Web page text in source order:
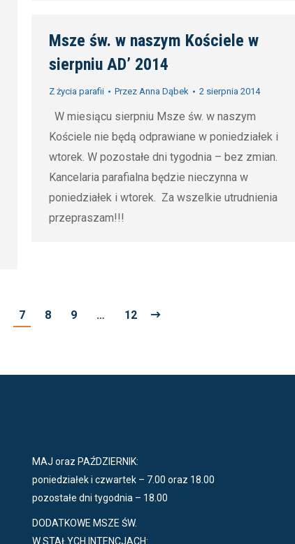
Msze św. w naszym Kościele w
sierpniu AD’ 2014
Z życia parafii Przez Anna Dąbek 2 sierpnia 2014
W miesiącu sierpniu Msze św. w naszym
Kościele nie będą odprawiane w poniedziałek i
wtorek. W pozostałe dni tygodnia – bez zmian.
Kancelaria parafialna będzie nieczynna w
poniedziałek i wtorek. Za wszelkie utrudnienia
przepraszam!!!
7 8 9 … 12
MAJ oraz PAŹDZIERNIK:
poniedziałek i czwartek – 7.00 oraz 18.00
pozostałe dni tygodnia – 18.00
DODATKOWE MSZE ŚW.
W STAŁYCH INTENCJACH: